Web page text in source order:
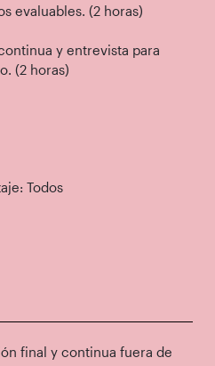
evaluables. (2 horas)
y entrevista para
(2 horas)
Todos
final y continua fuera de